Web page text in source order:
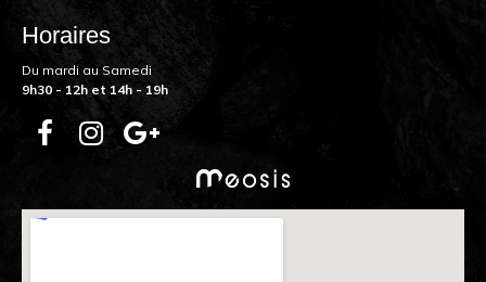
Horaires
Du mardi au Samedi
9h30 - 12h et 14h - 19h